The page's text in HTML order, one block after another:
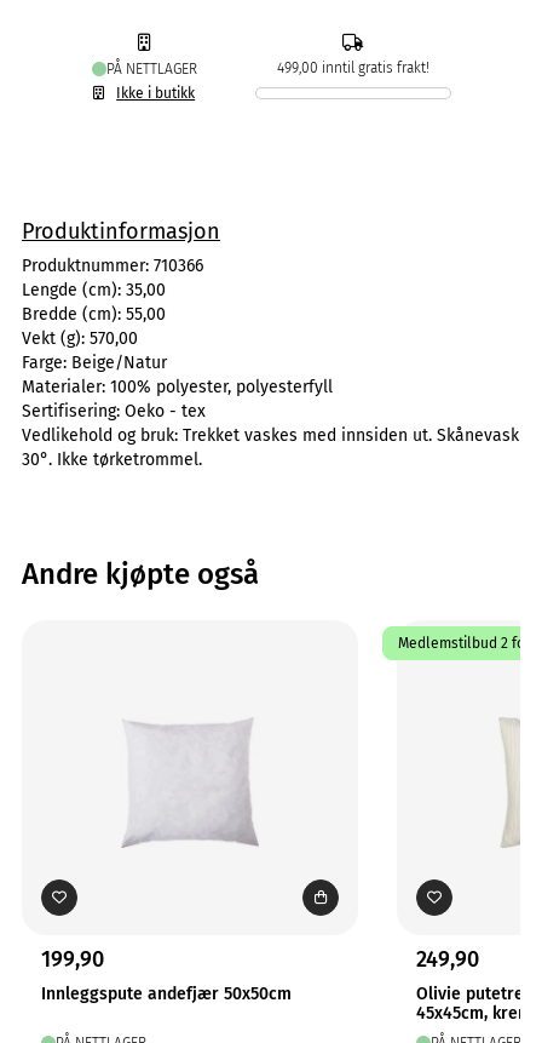
PÅ NETTLAGER
Ikke i butikk
499,00 inntil gratis frakt!
Produktinformasjon
Produktnummer: 710366
Lengde (cm): 35,00
Bredde (cm): 55,00
Vekt (g): 570,00
Farge: Beige/Natur
Materialer: 100% polyester, polyesterfyll
Sertifisering: Oeko - tex
Vedlikehold og bruk: Trekket vaskes med innsiden ut. Skånevask
30°. Ikke tørketrommel.
Andre kjøpte også
199,90
Innleggspute andefjær 50x50cm
Medlemstilbud 2 for 1
249,90
Olivie putetrekk
45x45cm, krem